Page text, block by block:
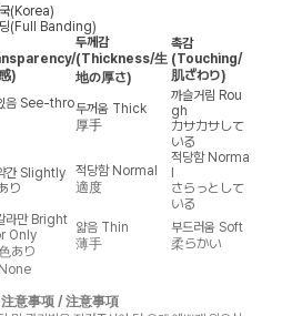
(Korea)
딩(Full Banding)
)
두께감
(Thickness/生
地の厚さ)
촉감
(Touching/
肌ざわり)
음 See-thro두꺼움 Thick
厚手
까슬거림 Rou
gh
カサカサして
いる
간 Slightly
り
적당함 Normal
適度
적당함 Norma
さらっとして
いる
라만 Bright
Only
あり
얇음 Thin
薄手
부드러움 Soft
柔らかい
None
意事项 / 注意事項